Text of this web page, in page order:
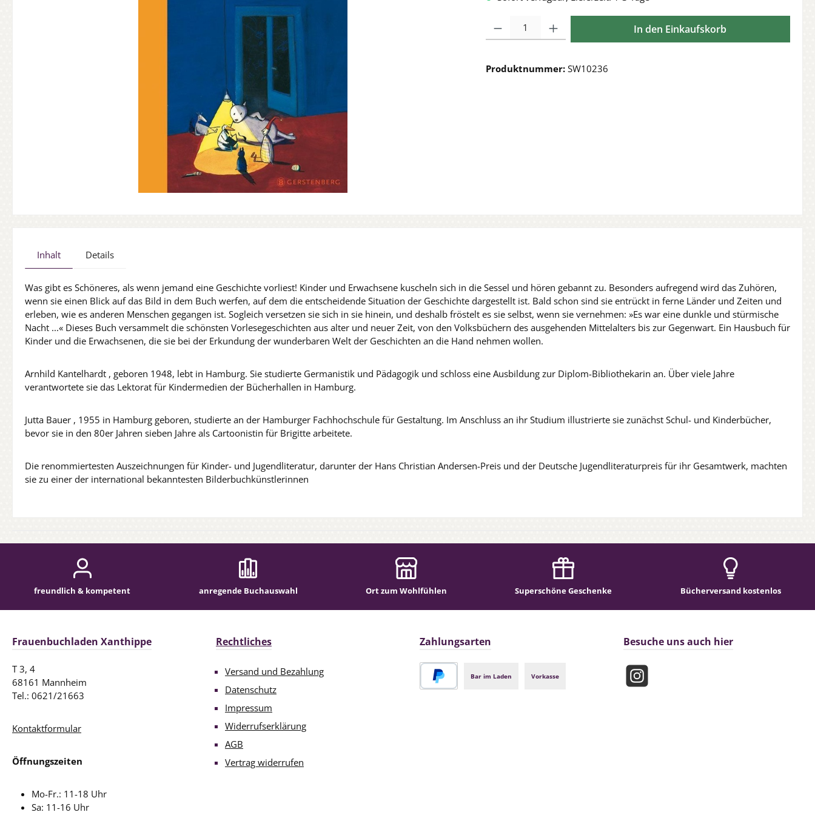
Produkt Anzahl: Gib den gewünschten Wert ein oder benutze die
In den Einkaufskorb
Produktnummer: SW10236
Inhalt Details
Was gibt es Schöneres, als wenn jemand eine Geschichte vorliest! Kinder und Erwachsene kuscheln sich in die Sessel und hören gebannt zu. Besonders aufregend wird das Zuhören,
wenn sie einen Blick auf das Bild in dem Buch werfen, auf dem die entscheidende Situation der Geschichte dargestellt ist. Bald schon sind sie entrückt in ferne Länder und Zeiten und
erleben, wie es anderen Menschen gegangen ist. Sogleich versetzen sie sich in sie hinein, und deshalb fröstelt es sie selbst, wenn sie vernehmen: »Es war eine dunkle und stürmische
Nacht ...« Dieses Buch versammelt die schönsten Vorlesegeschichten aus alter und neuer Zeit, von den Volksbüchern des ausgehenden Mittelalters bis zur Gegenwart. Ein Hausbuch für
Kinder und die Erwachsenen, die sie bei der Erkundung der wunderbaren Welt der Geschichten an die Hand nehmen wollen.
Arnhild Kantelhardt , geboren 1948, lebt in Hamburg. Sie studierte Germanistik und Pädagogik und schloss eine Ausbildung zur Diplom-Bibliothekarin an. Über viele Jahre
verantwortete sie das Lektorat für Kindermedien der Bücherhallen in Hamburg.
Jutta Bauer , 1955 in Hamburg geboren, studierte an der Hamburger Fachhochschule für Gestaltung. Im Anschluss an ihr Studium illustrierte sie zunächst Schul- und Kinderbücher,
bevor sie in den 80er Jahren sieben Jahre als Cartoonistin für Brigitte arbeitete.
Die renommiertesten Auszeichnungen für Kinder- und Jugendliteratur, darunter der Hans Christian Andersen-Preis und der Deutsche Jugendliteraturpreis für ihr Gesamtwerk, machten
sie zu einer der international bekanntesten Bilderbuchkünstlerinnen
freundlich & kompetent anregende Buchauswahl Ort zum Wohlfühlen Superschöne Geschenke Bücherversand kostenlos
Rechtliches
Versand und Bezahlung
Datenschutz
Impressum
Widerrufserklärung
AGB
Vertrag widerrufen
Zahlungsarten
Vorkasse
Bar im Laden
Besuche uns auch hier
Instagram
Frauenbuchladen Xanthippe
T 3, 4
68161 Mannheim
Tel.: 0621/21663
Kontaktformular
Öffnungszeiten
Mo-Fr.: 11-18 Uhr
Sa: 11-16 Uhr